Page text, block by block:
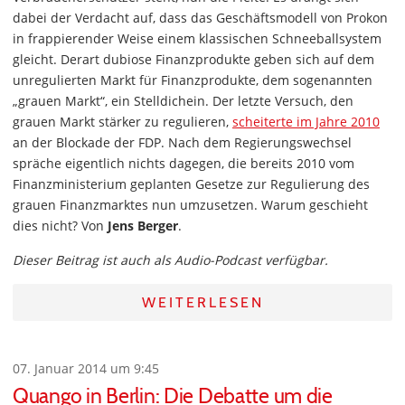
dabei der Verdacht auf, dass das Geschäftsmodell von Prokon
in frappierender Weise einem klassischen Schneeballsystem
gleicht. Derart dubiose Finanzprodukte geben sich auf dem
unregulierten Markt für Finanzprodukte, dem sogenannten
„grauen Markt“, ein Stelldichein. Der letzte Versuch, den
grauen Markt stärker zu regulieren, scheiterte im Jahre 2010
an der Blockade der FDP. Nach dem Regierungswechsel
spräche eigentlich nichts dagegen, die bereits 2010 vom
Finanzministerium geplanten Gesetze zur Regulierung des
grauen Finanzmarktes nun umzusetzen. Warum geschieht
dies nicht? Von Jens Berger.
Dieser Beitrag ist auch als Audio-Podcast verfügbar.
WEITERLESEN
07. Januar 2014 um 9:45
Quango in Berlin: Die Debatte um die